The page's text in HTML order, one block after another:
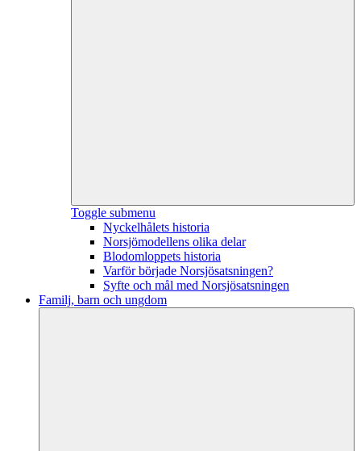
Toggle submenu
Nyckelhålets historia
Norsjömodellens olika delar
Blodomloppets historia
Varför började Norsjösatsningen?
Syfte och mål med Norsjösatsningen
Familj, barn och ungdom